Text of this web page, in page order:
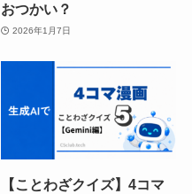
おつかい？
2026年1月7日
【ことわざクイズ】4コマ